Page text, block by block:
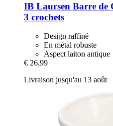
IB Laursen Barre de
3 crochets
Design raffiné
En métal robuste
Aspect laiton antique
€ 26,99
Livraison jusqu'au 13 août